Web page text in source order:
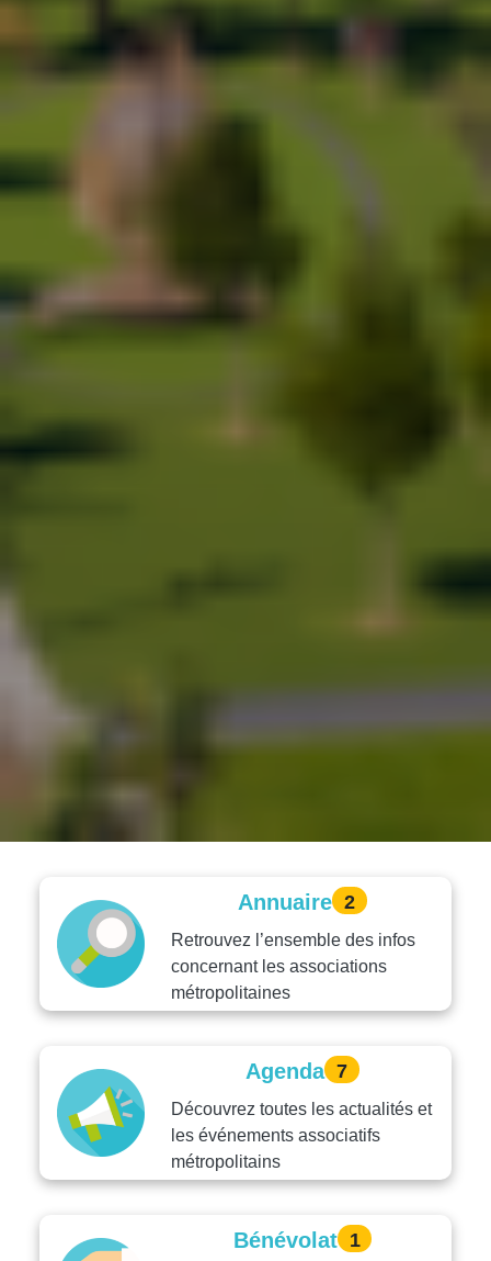
Annuaire 2
Retrouvez l’ensemble des infos
concernant les associations
métropolitaines
Agenda 7
Découvrez toutes les actualités et
les événements associatifs
métropolitains
Bénévolat 1